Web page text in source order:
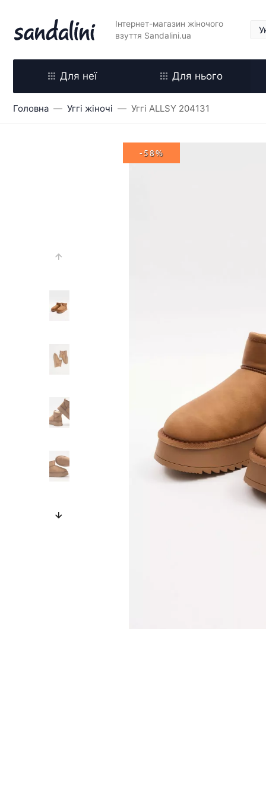
Інтернет-магазин жіночого
взуття Sandalini.ua
Для неї Для нього
Головна Уггі жіночі Уггі ALLSY 204131
-58%